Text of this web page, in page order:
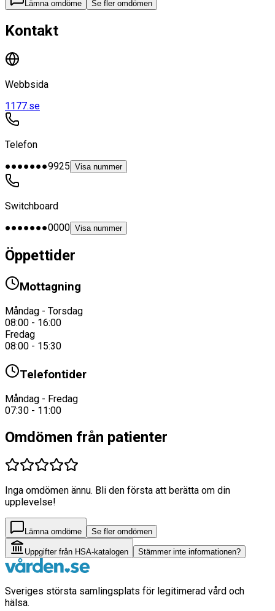
Lämna omdöme Se fler omdömen
Kontakt
Webbsida
1177.se
Telefon
●●●●●●●9925 Visa nummer
Switchboard
●●●●●●●0000 Visa nummer
Öppettider
Mottagning
Måndag - Torsdag
08:00 - 16:00
Fredag
08:00 - 15:30
Telefontider
Måndag - Fredag
07:30 - 11:00
Omdömen från patienter
Inga omdömen ännu. Bli den första att berätta om din
upplevelse!
Lämna omdöme Se fler omdömen
Uppgifter från HSA-katalogen Stämmer inte informationen?
Sveriges största samlingsplats för legitimerad vård och
hälsa.